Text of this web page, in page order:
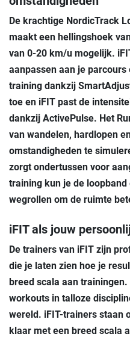
De krachtige NordicTrack
maakt een hellingshoek
van 0-20 km/u mogelijk.
aanpassen aan je
training dankzij
toe en iFIT past de
dankzij ActivePulse. Het
van wandelen, hardlopen
omstandigheden te
zorgt ondertussen voor
training kun je de
wegrollen om de ruimte
iFIT als jouw
De trainers van iFIT zijn
die je laten zien hoe je
breed scala aan
workouts in talloze
wereld. iFIT-trainers staan
klaar met een breed scala